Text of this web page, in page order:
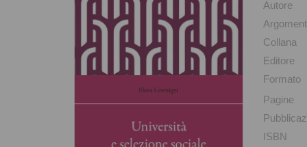
Autore
Collana
Editore
Formato
Pagine
ISBN